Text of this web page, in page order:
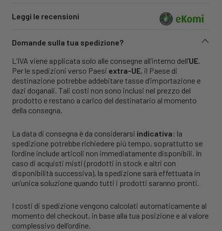
Leggi le recensioni
Domande sulla tua spedizione?
L’IVA viene applicata solo alle consegne all’interno dell’UE.
Per le spedizioni verso Paesi extra-UE, il Paese di
destinazione potrebbe addebitare tasse d’importazione e
dazi doganali. Tali costi non sono inclusi nel prezzo del
prodotto e restano a carico del destinatario al momento
della consegna.
La data di consegna è da considerarsi indicativa: la
spedizione potrebbe richiedere più tempo, soprattutto se
l’ordine include articoli non immediatamente disponibili. In
caso di acquisti misti (prodotti in stock e altri con
disponibilità successiva), la spedizione sarà effettuata in
un’unica soluzione quando tutti i prodotti saranno pronti.
I costi di spedizione vengono calcolati automaticamente al
momento del checkout, in base alla tua posizione e al valore
complessivo dell’ordine.